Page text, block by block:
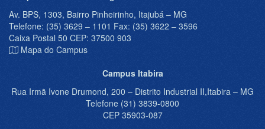
Av. BPS, 1303, Bairro Pinheirinho, Itajubá – MG
Telefone: (35) 3629 – 1101 Fax: (35) 3622 – 3596
Caixa Postal 50 CEP: 37500 903
Mapa do Campus
Campus Itabira
Rua Irmã Ivone Drumond, 200 – Distrito Industrial II,Itabira – MG
Telefone (31) 3839-0800
CEP 35903-087